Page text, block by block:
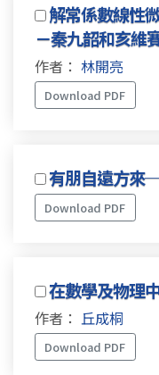
解常係數線性
－秦九韶和亥維
作者： 林開亮
Download PDF
有朋自遠方來
Download PDF
在數學及物理
作者： 丘成桐
Download PDF